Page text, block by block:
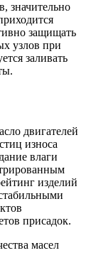
значительно
защищать
узлов при
заливать
двигателей
износа
влаги
изделий
присадок.
масел